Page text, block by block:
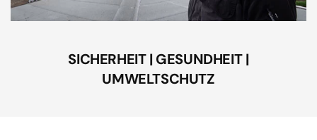
SICHERHEIT | GESUNDHEIT |
UMWELTSCHUTZ